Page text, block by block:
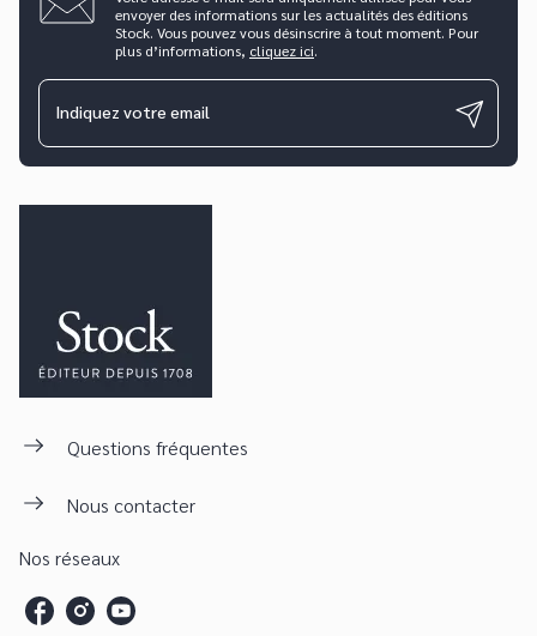
envoyer des informations sur les actualités des éditions
Stock. Vous pouvez vous désinscrire à tout moment. Pour
plus d’informations, cliquez ici.
Indiquez votre email
Questions fréquentes
Nous contacter
Nos réseaux